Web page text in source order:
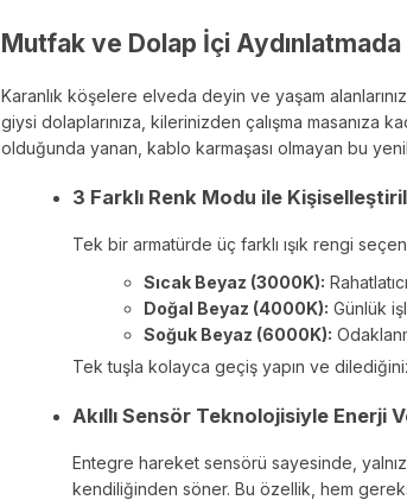
Mutfak ve Dolap İçi Aydınlatmada
Karanlık köşelere elveda deyin ve yaşam
giysi dolaplarınıza, kilerinizden çalışma masanıza
olduğunda yanan, kablo karmaşası olmayan bu
3 Farklı Renk Modu ile
Tek bir armatürde üç farklı ışık rengi
Sıcak Beyaz (3000K):
Doğal Beyaz (4000K): Günlük
Soğuk Beyaz (6000K):
Tek tuşla kolayca geçiş yapın ve
Akıllı Sensör Teknolojisiyle Enerji
Entegre hareket sensörü sayesinde,
kendiliğinden söner. Bu özellik, hem